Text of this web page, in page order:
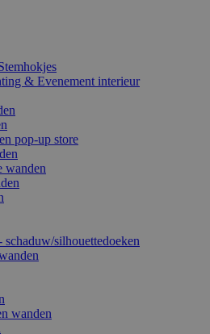
& Evenement interieur
pop-up store
wanden
schaduw/silhouettedoeken
wanden